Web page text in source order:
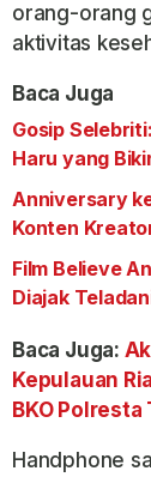
orang-orang
aktivitas
Baca Juga
Gosip
Haru yang
Anniversary
Konten
Film Believe
Diajak
Baca Juga:
Kepulauan
BKO
Handphone